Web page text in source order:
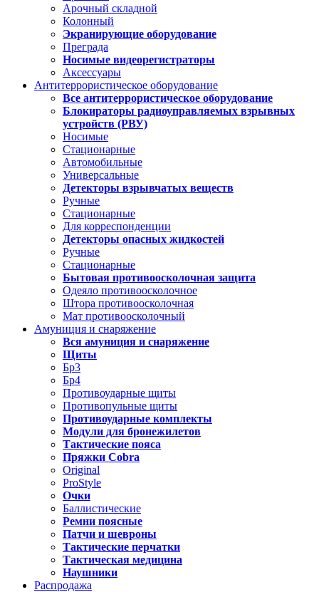
Арочный складной
Колонный
Экранирующие оборудование
Преграда
Носимые видеорегистраторы
Аксессуары
Антитеррористическое оборудование
Все антитеррористическое оборудование
Блокираторы радиоуправляемых взрывных
устройств (РВУ)
Носимые
Стационарные
Автомобильные
Универсальные
Детекторы взрывчатых веществ
Ручные
Стационарные
Для корреспонденции
Детекторы опасных жидкостей
Ручные
Стационарные
Бытовая противоосколочная защита
Одеяло противоосколочное
Штора противоосколочная
Мат противоосколочный
Амуниция и снаряжение
Вся амуниция и снаряжение
Щиты
Бр3
Бр4
Противоударные щиты
Противопульные щиты
Противоударные комплекты
Модули для бронежилетов
Тактические пояса
Пряжки Cobra
Original
ProStyle
Очки
Баллистические
Ремни поясные
Патчи и шевроны
Тактические перчатки
Тактическая медицина
Наушники
Распродажа